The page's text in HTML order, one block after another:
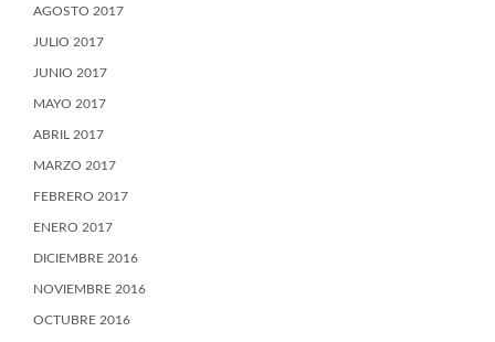
AGOSTO 2017
JULIO 2017
JUNIO 2017
MAYO 2017
ABRIL 2017
MARZO 2017
FEBRERO 2017
ENERO 2017
DICIEMBRE 2016
NOVIEMBRE 2016
OCTUBRE 2016